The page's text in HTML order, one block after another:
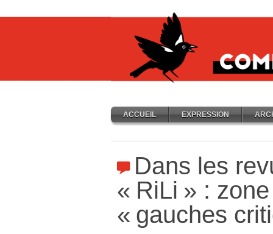
ACCUEIL EXPRESSION
Dans les
« RiLi » :
« gauches